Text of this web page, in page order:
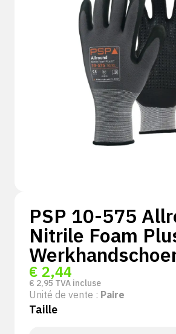
PSP 10-575
Nitrile Foam
€ 2,44
€ 2,95 TVA incluse
Unité de vente : Paire
Taille